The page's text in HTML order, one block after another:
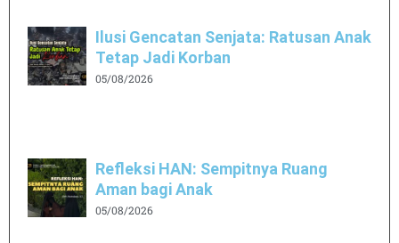
Ilusi Gencatan Senjata: Ratusan Anak
Tetap Jadi Korban
05/08/2026
Refleksi HAN: Sempitnya Ruang
Aman bagi Anak
05/08/2026